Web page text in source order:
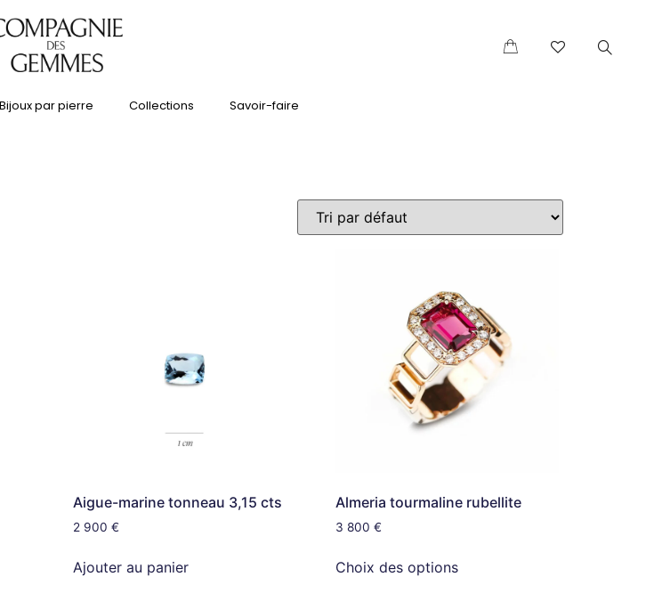
Bijoux par pierre Collections Savoir-faire
Aigue-marine tonneau 3,15 cts
2 900€
Ajouter au panier
Almeria tourmaline rubellite
3 800€
Choix des options